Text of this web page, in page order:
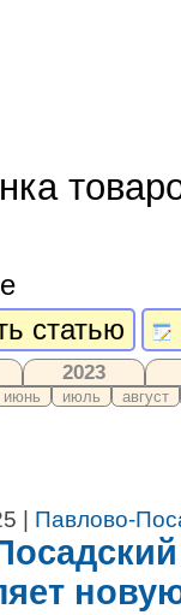
статью
2023
июнь июль август
| Павлово-